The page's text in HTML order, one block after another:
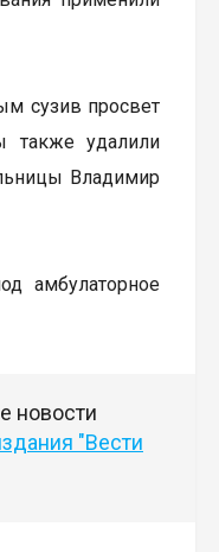
сузив просвет
также удалили
Владимир
амбулаторное
новости
"Вести